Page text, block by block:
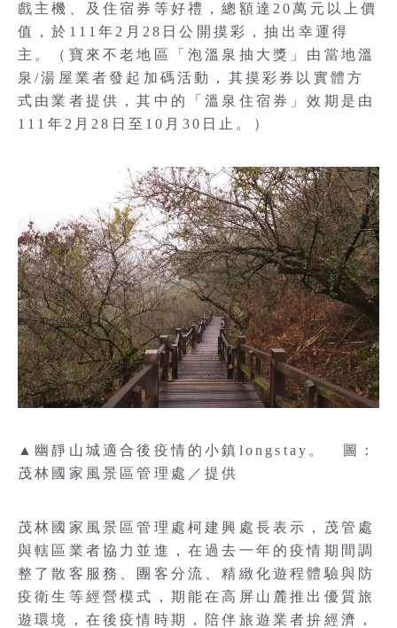
戲主機、及住宿券等好禮，總額達20萬元以上價
值，於111年2月28日公開摸彩，抽出幸運得
主。（寶來不老地區「泡溫泉抽大獎」由當地溫
泉/湯屋業者發起加碼活動，其摸彩券以實體方
式由業者提供，其中的「溫泉住宿券」效期是由
111年2月28日至10月30日止。）
▲幽靜山城適合後疫情的小鎮longstay。 圖：
茂林國家風景區管理處／提供
茂林國家風景區管理處柯建興處長表示，茂管處
與轄區業者協力並進，在過去一年的疫情期間調
整了散客服務、團客分流、精緻化遊程體驗與防
疫衛生等經營模式，期能在高屏山麓推出優質旅
遊環境，在後疫情時期，陪伴旅遊業者拚經濟，